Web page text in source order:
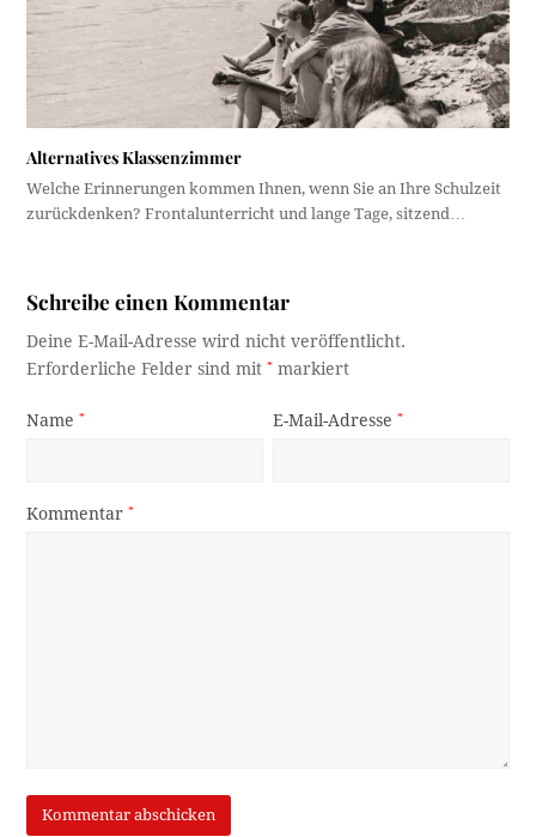
Alternatives Klassenzimmer
Welche Erinnerungen kommen Ihnen, wenn Sie an Ihre Schulzeit
zurückdenken? Frontalunterricht und lange Tage, sitzend…
Schreibe einen Kommentar
Deine E-Mail-Adresse wird nicht veröffentlicht.
Erforderliche Felder sind mit* markiert
Name* E-Mail-Adresse*
Kommentar*